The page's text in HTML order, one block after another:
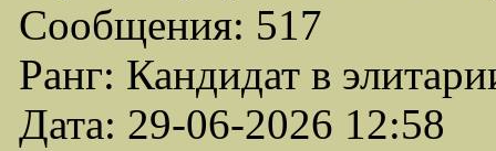
Сообщения: 517
Ранг: Кандидат в
Дата: 29-06-2026 12:58